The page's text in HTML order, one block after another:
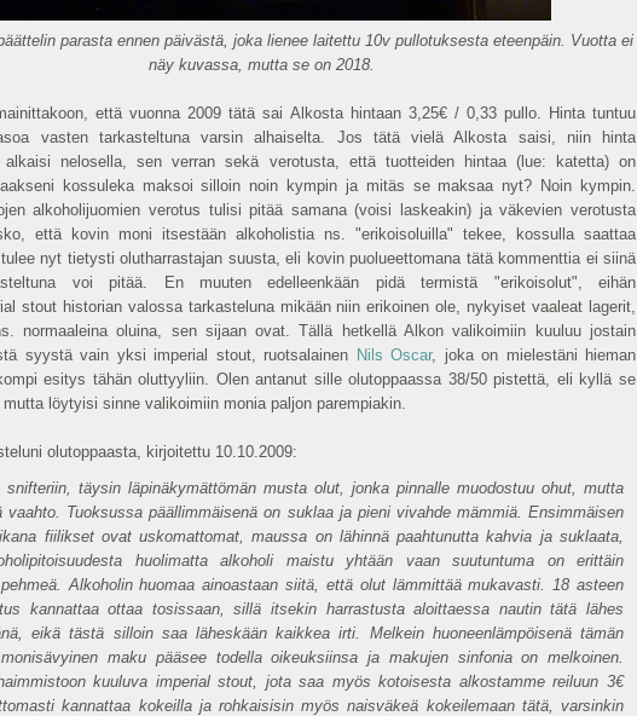
parasta ennen päivästä, joka lienee laitettu 10v pullotuksesta eteenpäin. Vuotta ei
näy kuvassa, mutta se on 2018.
että vuonna 2009 tätä sai Alkosta hintaan 3,25€ / 0,33 pullo. Hinta tuntuu
vasten tarkasteltuna varsin alhaiselta. Jos tätä vielä Alkosta saisi, niin hinta
alkaisi nelosella, sen verran sekä verotusta, että tuotteiden hintaa (lue: katetta) on
kossuleka maksoi silloin noin kympin ja mitäs se maksaa nyt? Noin kympin.
alkoholijuomien verotus tulisi pitää samana (voisi laskeakin) ja väkevien verotusta
että kovin moni itsestään alkoholistia ns. "erikoisoluilla" tekee, kossulla saattaa
nyt tietysti olutharrastajan suusta, eli kovin puolueettomana tätä kommenttia ei siinä
voi pitää. En muuten edelleenkään pidä termistä "erikoisolut", eihän
stout historian valossa tarkasteluna mikään niin erikoinen ole, nykyiset vaaleat lagerit,
normaaleina oluina, sen sijaan ovat. Tällä hetkellä Alkon valikoimiin kuuluu jostain
syystä vain yksi imperial stout, ruotsalainen Nils Oscar, joka on mielestäni hieman
esitys tähän oluttyyliin. Olen antanut sille olutoppaassa 38/50 pistettä, eli kyllä se
löytyisi sinne valikoimiin monia paljon parempiakin.
olutoppaasta, kirjoitettu 10.10.2009:
snifteriin, täysin läpinäkymättömän musta olut, jonka pinnalle muodostuu ohut, mutta
vaahto. Tuoksussa päällimmäisenä on suklaa ja pieni vivahde mämmiä. Ensimmäisen
fiilikset ovat uskomattomat, maussa on lähinnä paahtunutta kahvia ja suklaata,
huolimatta alkoholi maistu yhtään vaan suutuntuma on erittäin
Alkoholin huomaa ainoastaan siitä, että olut lämmittää mukavasti. 18 asteen
kannattaa ottaa tosissaan, sillä itsekin harrastusta aloittaessa nautin tätä lähes
eikä tästä silloin saa läheskään kaikkea irti. Melkein huoneenlämpöisenä tämän
maku pääsee todella oikeuksiinsa ja makujen sinfonia on melkoinen.
kuuluva imperial stout, jota saa myös kotoisesta alkostamme reiluun 3€
kannattaa kokeilla ja rohkaisisin myös naisväkeä kokeilemaan tätä, varsinkin